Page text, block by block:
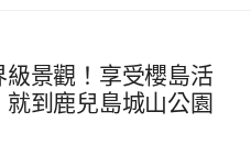
景觀！享受櫻島活
到鹿兒島城山公園